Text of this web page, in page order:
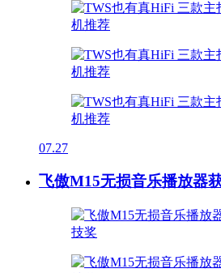
07.27
飞傲M15无损音乐播放器